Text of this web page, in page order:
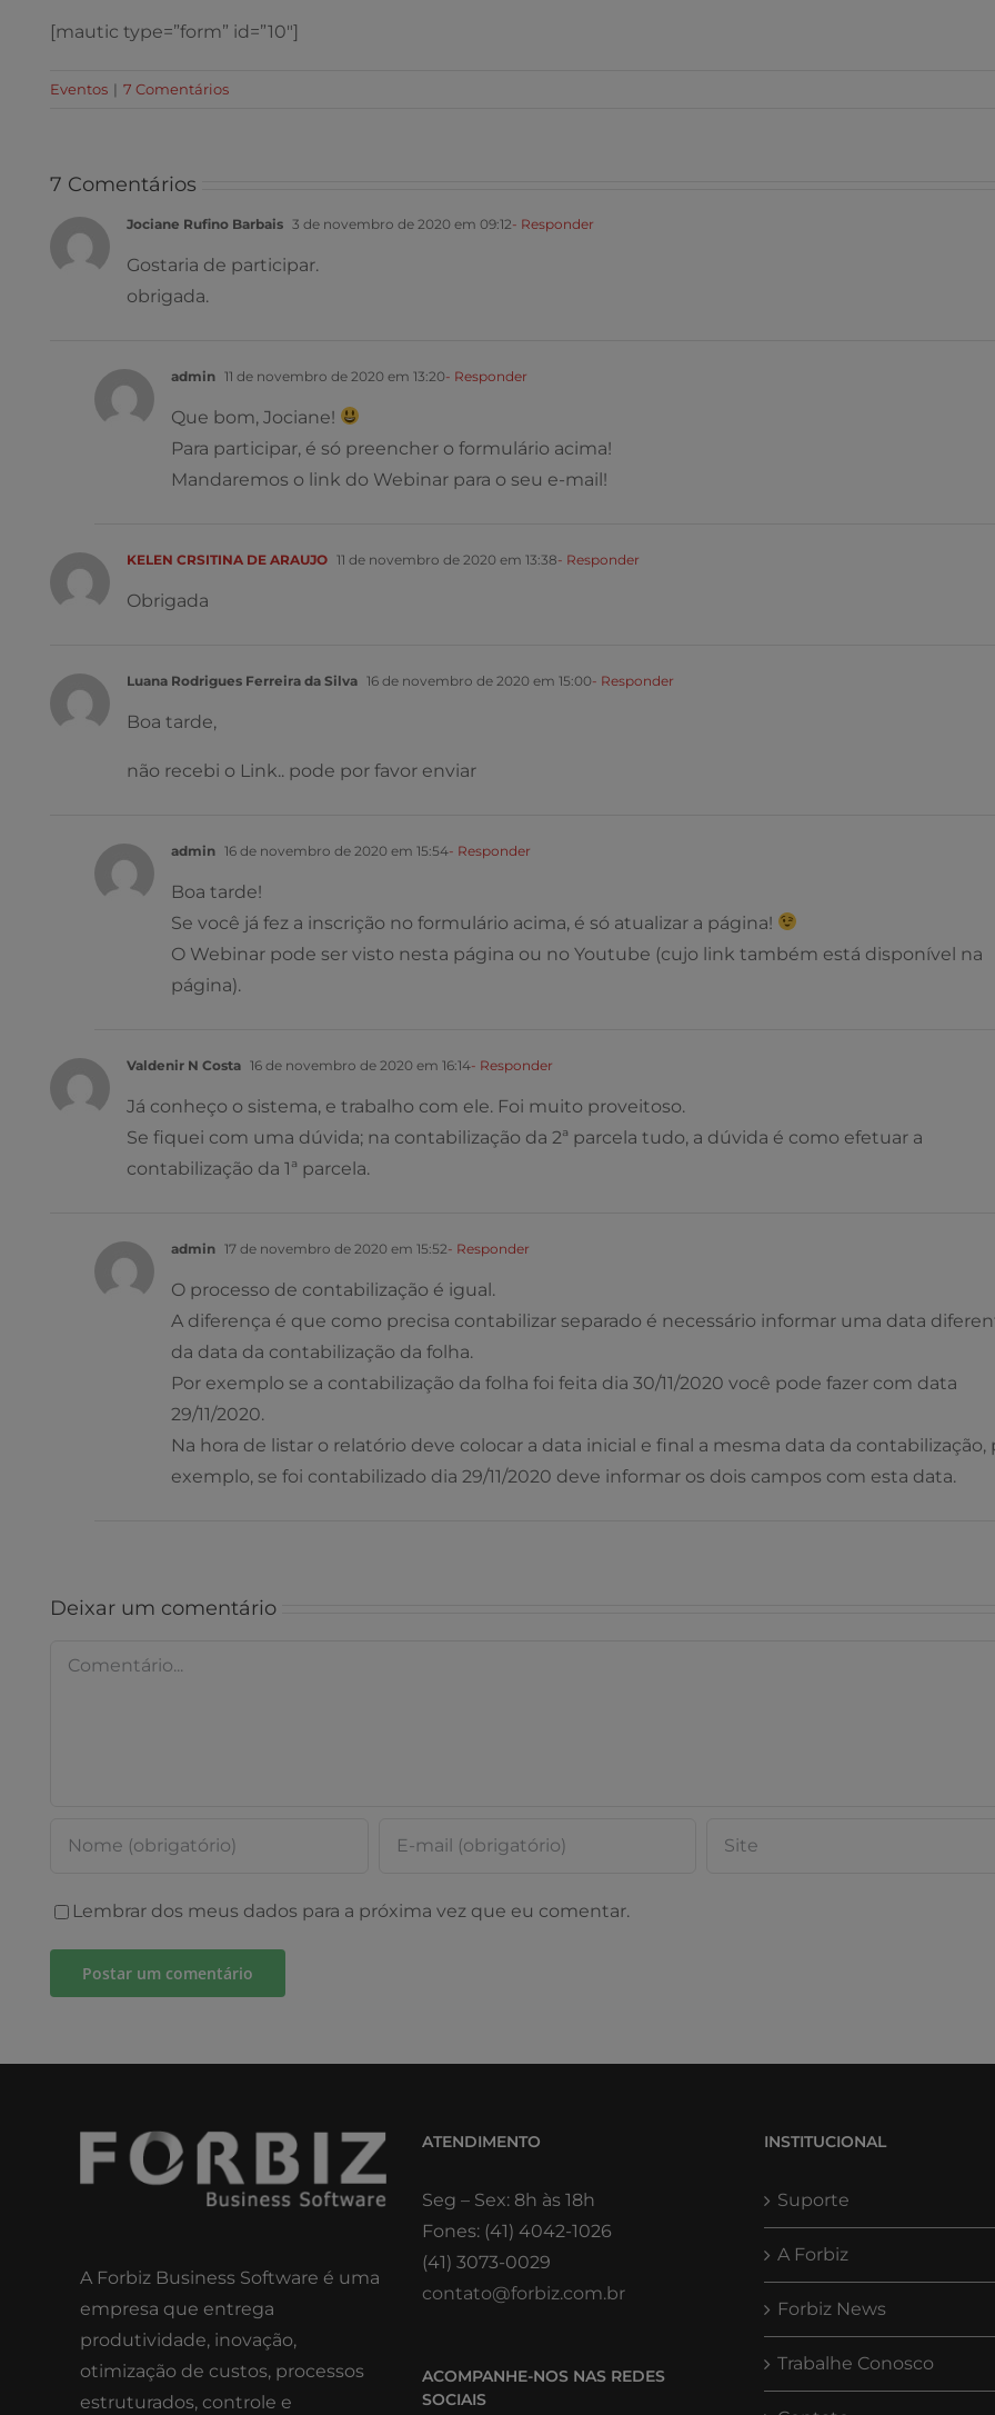
[mautic type=”form” id=”10″]
Eventos | 7 Comentários
7 Comentários
Jociane Rufino Barbais 3 de novembro de 2020 em 09:12- Responder
Gostaria de participar.
obrigada.
admin 11 de novembro de 2020 em 13:20- Responder
Que bom, Jociane!
Para participar, é só preencher o formulário acima!
Mandaremos o link do Webinar para o seu e-mail!
KELEN CRSITINA DE ARAUJO 11 de novembro de 2020 em 13:38- Responder
Obrigada
Luana Rodrigues Ferreira da Silva 16 de novembro de 2020 em 15:00- Responder
Boa tarde,
não recebi o Link.. pode por favor enviar
admin 16 de novembro de 2020 em 15:54- Responder
Boa tarde!
Se você já fez a inscrição no formulário acima, é só atualizar a página!
O Webinar pode ser visto nesta página ou no Youtube (cujo link também está disponível na
página).
Valdenir N Costa 16 de novembro de 2020 em 16:14- Responder
Já conheço o sistema, e trabalho com ele. Foi muito proveitoso.
Se fiquei com uma dúvida; na contabilização da 2ª parcela tudo, a dúvida é como efetuar a
contabilização da 1ª parcela.
admin 17 de novembro de 2020 em 15:52- Responder
O processo de contabilização é igual.
A diferença é que como precisa contabilizar separado é necessário informar uma data
da data da contabilização da folha.
Por exemplo se a contabilização da folha foi feita dia 30/11/2020 você pode fazer com data
29/11/2020.
Na hora de listar o relatório deve colocar a data inicial e final a mesma data da contabilização,
exemplo, se foi contabilizado dia 29/11/2020 deve informar os dois campos com esta data.
Deixar um comentário
Comentário
Lembrar dos meus dados para a próxima vez que eu comentar.
A Forbiz Business Software é uma
empresa que entrega
produtividade, inovação,
otimização de custos, processos
estruturados, controle e
ATENDIMENTO
Seg – Sex: 8h às 18h
Fones: (41) 4042-1026
(41) 3073-0029
contato@forbiz.com.br
ACOMPANHE-NOS NAS REDES
SOCIAIS
INSTITUCIONAL
Suporte
A Forbiz
Forbiz News
Trabalhe Conosco